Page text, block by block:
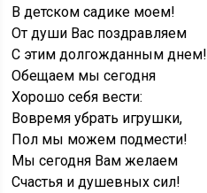
В детском садике моем!
От души Вас поздравляем
С этим долгожданным днем!
Обещаем мы сегодня
Хорошо себя вести:
Вовремя убрать игрушки,
Пол мы можем подмести!
Мы сегодня Вам желаем
Счастья и душевных сил!